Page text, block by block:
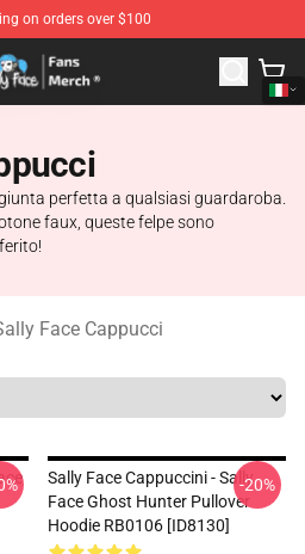
on orders over $100
Sally Face Merchandise Shop
perfetta a qualsiasi guardaroba.
faux, queste felpe sono
Face Cappucci
Sally Face Cappuccini - Sally
Face Ghost Hunter Pullover
Hoodie RB0106 [ID8130]
-20%